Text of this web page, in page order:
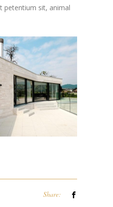
petentium sit, animal
Share: